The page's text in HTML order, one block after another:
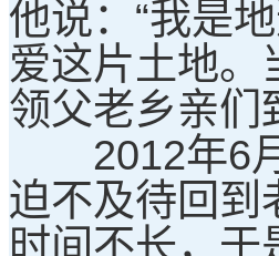
他说：“我是
爱这片土地。
领父老乡亲们
2012年6月
迫不及待回到
时间不长，